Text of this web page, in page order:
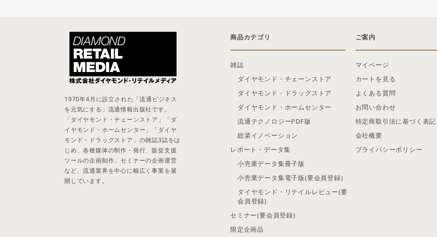
商品カテゴリ
雑誌
ダイヤモンド・チェーンストア
ダイヤモンド・ドラッグストア
ダイヤモンド・ホームセンター
流通テクノロジーPDF版
総菜イノベーション
レポート・データ集
小売業データ集冊子版
小売業データ集電子版(要会員登録)
ダイヤモンド・リテイルレビュー(要
会員登録)
セミナー(要会員登録)
限定企画品
ご案内
マイページ
カートを見る
よくある質問
お問い合わせ
特定商取引法に基づく表記
会社概要
プライバシーポリシー
1970年4月に設立された「流通ビジネス
を元気にする」流通情報出版社です。
「ダイヤモンド・チェーンストア」「ダ
イヤモンド・ホームセンター」「ダイヤ
モンド・ドラッグストア」の雑誌3誌をは
じめ、各種媒体の制作・発行、販促支援
ツールの企画制作、セミナーの企画運営
など、流通業界を中心に幅広く事業を展
開しています。